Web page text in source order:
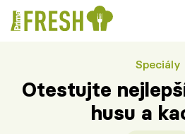
Polévky k večeři
Česká kuchyně Čokoláda
Speciály
Otestujte
husu a